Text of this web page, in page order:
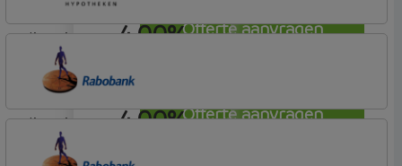
Offerte aanvragen
4,00%
Offerte aanvragen
lineair
4,00%
Munt Hypotheken
lineair
Rabobank Spaarbank
Plusvoorwaarden (Incl. Korting)